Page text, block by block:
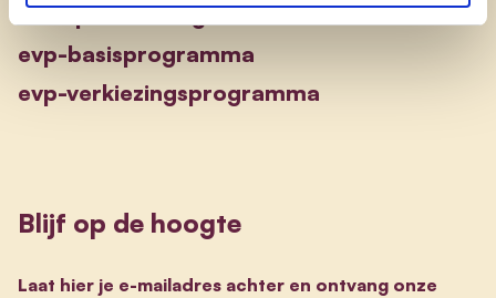
transparantieregister
evp-basisprogramma
evp-verkiezingsprogramma
Blijf op de hoogte
Laat hier je e-mailadres achter en ontvang onze